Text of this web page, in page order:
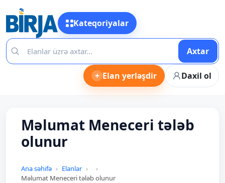
Kateqoriyalar
Axtar
+ Elan yerləşdir Daxil ol
Məlumat Meneceri tələb
olunur
Ana səhifə
Elanlar
Məlumat Meneceri tələb olunur